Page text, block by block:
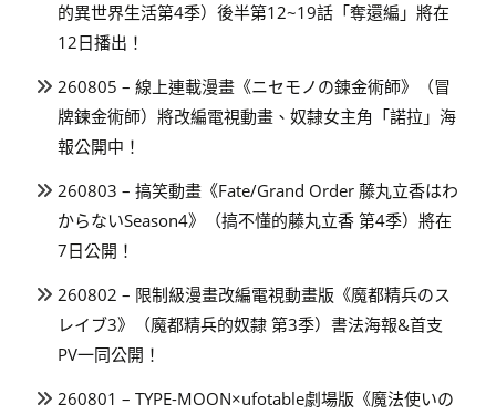
的異世界生活第4季）後半第12~19話「奪還編」將在
12日播出！
260805 – 線上連載漫畫《ニセモノの錬金術師》（冒
牌鍊金術師）將改編電視動畫、奴隸女主角「諾拉」海
報公開中！
260803 – 搞笑動畫《Fate/Grand Order 藤丸立香はわ
からないSeason4》（搞不懂的藤丸立香 第4季）將在
7日公開！
260802 – 限制級漫畫改編電視動畫版《魔都精兵のス
レイブ3》（魔都精兵的奴隸 第3季）書法海報&首支
PV一同公開！
260801 – TYPE-MOON×ufotable劇場版《魔法使いの